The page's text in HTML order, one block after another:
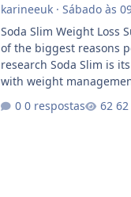
karineeuk· Sábado às
Soda Slim Weight Loss
of the biggest reasons
research Soda Slim is
with weight
certain aspects of a
0 respostas